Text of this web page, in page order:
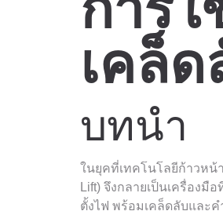
เคล็
บทนำ
ในยุคที่เทคโนโลยีก้าวหน้
Lift) จึงกลายเป็นเครื่อง
ตั้งไฟ พร้อมเคล็ดลับและ